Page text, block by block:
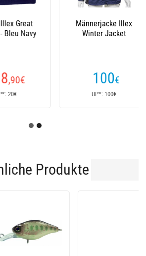
Mannsklappe Illex
Winter Overalls
Kundenrezensionen)
75€
UP*: 150€
Produkte